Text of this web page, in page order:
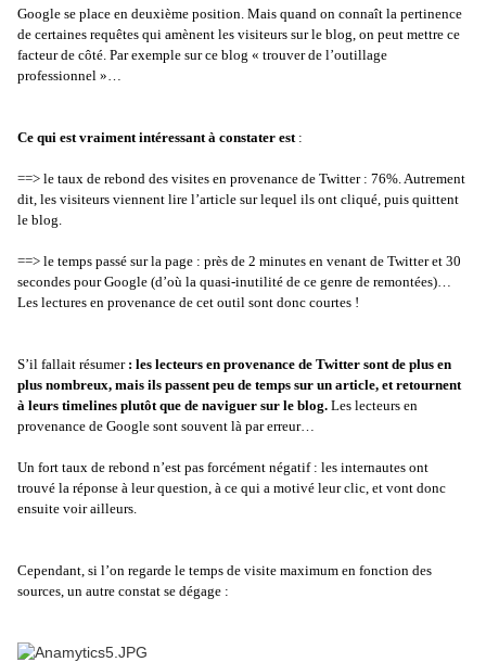
Google se place en deuxième position. Mais quand on connaît la pertinence
de certaines requêtes qui amènent les visiteurs sur le blog, on peut mettre ce
facteur de côté. Par exemple sur ce blog « trouver de l’outillage
professionnel »…
Ce qui est vraiment intéressant à constater est:
==> le taux de rebond des visites en provenance de Twitter : 76%. Autrement
dit, les visiteurs viennent lire l’article sur lequel ils ont cliqué, puis quittent
le blog.
==> le temps passé sur la page : près de 2 minutes en venant de Twitter et 30
secondes pour Google (d’où la quasi-inutilité de ce genre de remontées)…
Les lectures en provenance de cet outil sont donc courtes !
S’il fallait résumer : les lecteurs en provenance de Twitter sont de plus en
plus nombreux, mais ils passent peu de temps sur un article, et retournent
à leurs timelines plutôt que de naviguer sur le blog. Les lecteurs en
provenance de Google sont souvent là par erreur…
Un fort taux de rebond n’est pas forcément négatif : les internautes ont
trouvé la réponse à leur question, à ce qui a motivé leur clic, et vont donc
ensuite voir ailleurs.
Cependant, si l’on regarde le temps de visite maximum en fonction des
sources, un autre constat se dégage :